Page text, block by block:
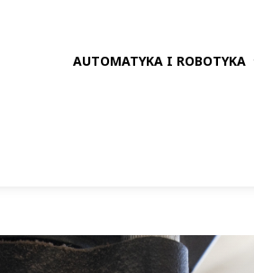
AUTOMATYKA I ROBOTYKA